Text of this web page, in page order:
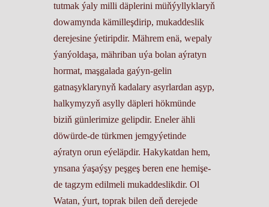
tutmak ýaly milli däplerini müňýyllyklaryň
dowamynda kämilleşdirip, mukaddeslik
derejesine ýetiripdir. Mährem enä, wepaly
ýanýoldaşa, mähriban uýa bolan aýratyn
hormat, maşgalada gaýyn-gelin
gatnaşyklarynyň kadalary asyrlardan aşyp,
halkymyzyň asylly däpleri hökmünde
biziň günlerimize gelipdir. Eneler ähli
döwürde-de türkmen jemgyýetinde
aýratyn orun eýeläpdir. Hakykatdan hem,
ynsana ýaşaýşy peşgeş beren ene hemişe-
de tagzym edilmeli mukaddeslikdir. Ol
Watan, ýurt, toprak bilen deň derejede